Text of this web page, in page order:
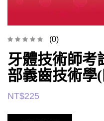
(0)
牙體技術師考
部義齒技術學
NT$225